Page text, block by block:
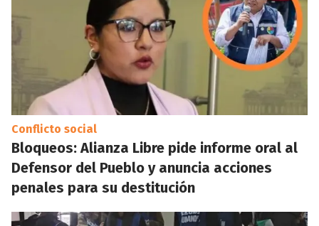
Conflicto social
Bloqueos: Alianza Libre pide informe oral al
Defensor del Pueblo y anuncia acciones
penales para su destitución